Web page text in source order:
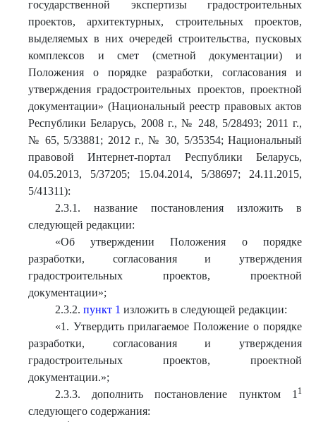
государственной экспертизы градостроительных
проектов, архитектурных, строительных проектов,
выделяемых в них очередей строительства, пусковых
комплексов и смет (сметной документации) и
Положения о порядке разработки, согласования и
утверждения градостроительных проектов, проектной
документации» (Национальный реестр правовых актов
Республики Беларусь, 2008 г., № 248, 5/28493; 2011 г.,
№ 65, 5/33881; 2012 г., № 30, 5/35354; Национальный
правовой Интернет-портал Республики Беларусь,
04.05.2013, 5/37205; 15.04.2014, 5/38697; 24.11.2015,
5/41311):
2.3.1. название постановления изложить в
следующей редакции:
«Об утверждении Положения о порядке
разработки, согласования и утверждения
градостроительных проектов, проектной
документации»;
2.3.2. пункт 1 изложить в следующей редакции:
«1. Утвердить прилагаемое Положение о порядке
разработки, согласования и утверждения
градостроительных проектов, проектной
документации.»;
2.3.3. дополнить постановление пунктом 1 1
следующего содержания: